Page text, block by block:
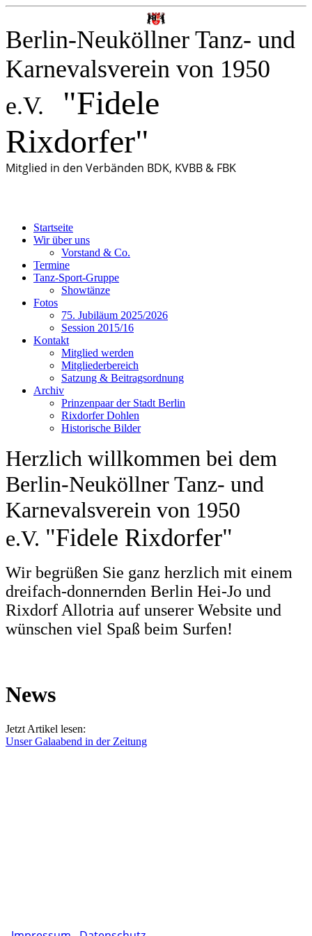
Berlin-Neuköllner Tanz- und
Karnevalsverein von 1950
e.V. "Fidele
Rixdorfer"
Mitglied in den Verbänden BDK, KVBB & FBK
Startseite
Wir über uns
Vorstand & Co.
Termine
Tanz-Sport-Gruppe
Showtänze
Fotos
75. Jubiläum 2025/2026
Session 2015/16
Kontakt
Mitglied werden
Mitgliederbereich
Satzung & Beitragsordnung
Archiv
Prinzenpaar der Stadt Berlin
Rixdorfer Dohlen
Historische Bilder
Herzlich willkommen bei dem
Berlin-Neuköllner Tanz- und
Karnevalsverein von 1950
e.V. "Fidele Rixdorfer"
Wir begrüßen Sie ganz herzlich mit einem
dreifach-donnernden Berlin Hei-Jo und
Rixdorf Allotria auf unserer Website und
wünschen viel Spaß beim Surfen!
News
Jetzt Artikel lesen:
Unser Galaabend in der Zeitung